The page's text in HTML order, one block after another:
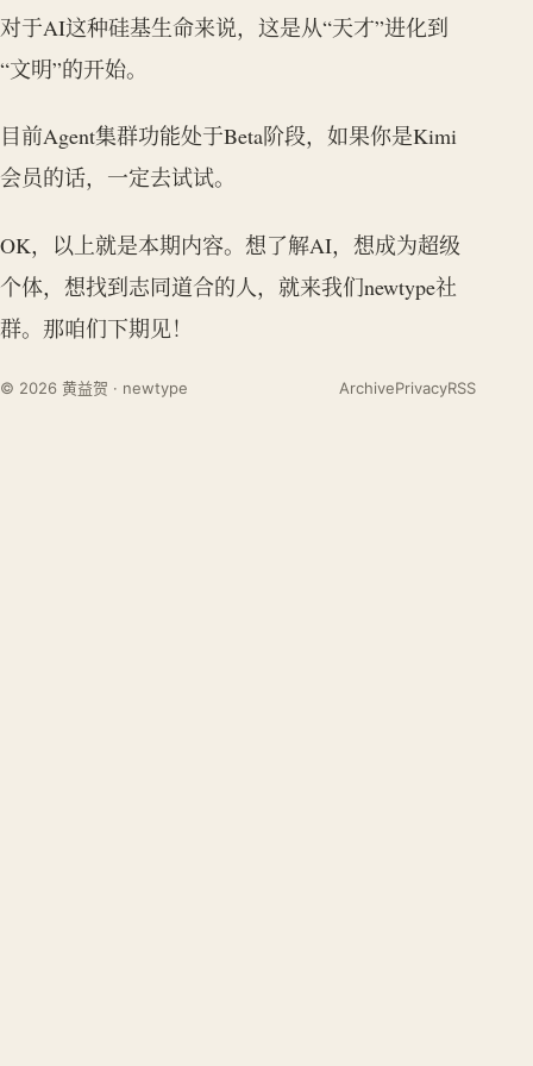
对于AI这种硅基生命来说，这是从“天才”进化到
“文明”的开始。
目前Agent集群功能处于Beta阶段，如果你是Kimi
会员的话，一定去试试。
OK，以上就是本期内容。想了解AI，想成为超级
个体，想找到志同道合的人，就来我们newtype社
群。那咱们下期见！
© 2026 黄益贺 · newtype ArchivePrivacyRSS